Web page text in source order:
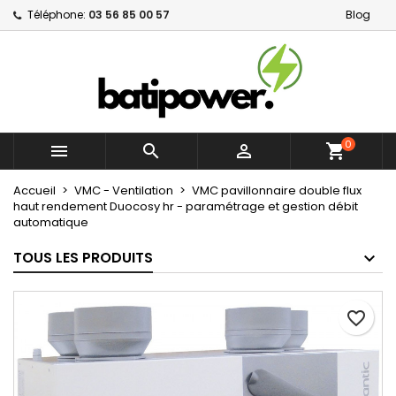
Téléphone: 03 56 85 00 57 Blog
   shopping_cart0
Accueil VMC - Ventilation
VMC pavillonnaire double flux
haut rendement Duocosy hr - paramétrage et gestion débit
automatique
TOUS LES PRODUITS
favorite_border
Mes listes d'envies ×
Créer une nouvelle liste
Créer une liste d'envies ×
Nom de la liste d'envies
Annuler Créer une liste d'envies
Connexion ×
Vous devez être connecté pour ajouter des produits
à votre liste d'envies.
Annuler Connexion